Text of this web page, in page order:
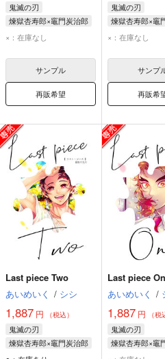
鬼滅の刃
煉獄杏寿郎×竈門炭治郎
竈門炭治郎
×：在庫なし
サンプル
再販希望
鬼滅の刃
煉獄杏寿郎×竈
竈門炭治郎
×：在庫なし
サンプ
再販希
Last piece Two
あいめいく / シシ
1,887 円 （税込）
鬼滅の刃
煉獄杏寿郎×竈門炭治郎
竈門炭治郎
Last piece
あいめいく /
1,887 円 （税
鬼滅の刃
煉獄杏寿郎×竈
竈門炭治郎